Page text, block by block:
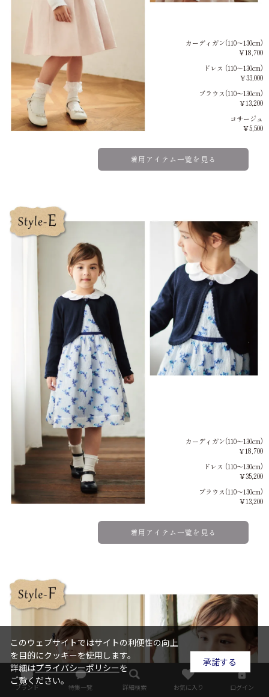
カーディガン(110～130cm)
￥18,700
ドレス (110～130cm)
￥33,000
ブラウス(110～130cm)
￥13,200
コサージュ
￥5,500
着用アイテム一覧を見る
カーディガン(110～130cm)
￥18,700
ドレス (110～130cm)
￥35,200
ブラウス(110～130cm)
￥13,200
着用アイテム一覧を見る
ブランド 特集一覧 詳細検索 お気に入り ログイン
このウェブサイトではサイトの利便性の向上
を目的にクッキーを使用します。
詳細はプライバシーポリシーを
ご覧ください。
承諾する